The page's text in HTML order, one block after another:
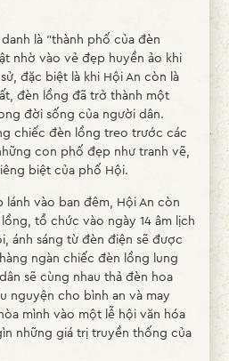
là "thành phố của đèn
nhờ vào vẻ đẹp huyền ảo khi
đặc biệt là khi Hội An còn là
đèn lồng đã trở thành một
đời sống của người dân.
chiếc đèn lồng treo trước các
con phố đẹp như tranh vẽ,
biệt của phố Hội.
lánh vào ban đêm, Hội An còn
tổ chức vào ngày 14 âm lịch
ánh sáng từ đèn điện sẽ được
ngàn chiếc đèn lồng lung
sẽ cùng nhau thả đèn hoa
nguyện cho bình an và may
mình vào một lễ hội văn hóa
những giá trị truyền thống của